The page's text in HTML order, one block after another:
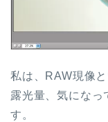
私は、RAW現像
露光量、気になっ
す。